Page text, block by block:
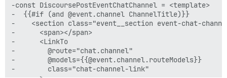
-const DiscoursePostEventChatChannel = <template>
-  {{#if (and @event.channel ChannelTitle)}}
-    <section class="event__section event-chat-
-      <span></span>
-      <LinkTo
-        @route="chat.channel"
-        @models={{@event.channel.routeModels}}
-        class="chat-channel-link"